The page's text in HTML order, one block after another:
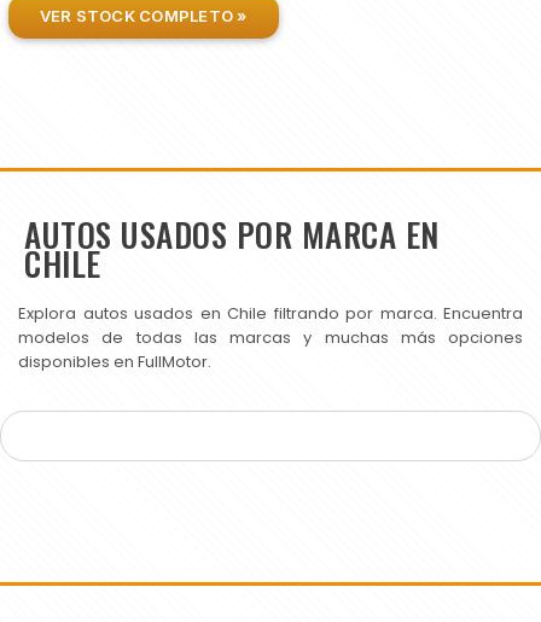
VER STOCK COMPLETO »
AUTOS USADOS POR MARCA EN
CHILE
Explora autos usados en Chile filtrando por marca. Encuentra
modelos de todas las marcas y muchas más opciones
disponibles en FullMotor.